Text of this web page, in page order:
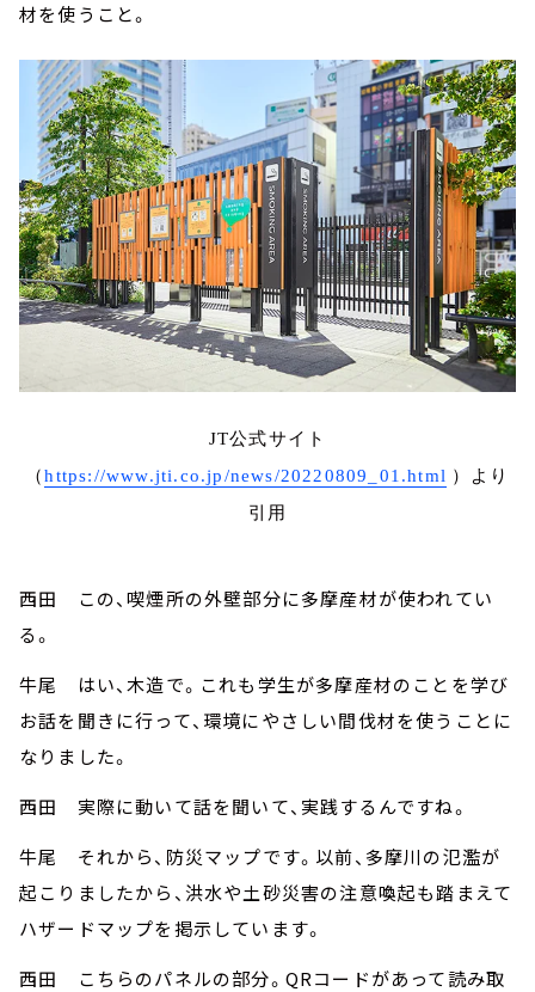
材を使うこと。
JT公式サイト
（https://www.jti.co.jp/news/20220809_01.html ）より
引用
西田 この、喫煙所の外壁部分に多摩産材が使われてい
る。
牛尾 はい、木造で。これも学生が多摩産材のことを学び
お話を聞きに行って、環境にやさしい間伐材を使うことに
なりました。
西田 実際に動いて話を聞いて、実践するんですね。
牛尾 それから、防災マップです。以前、多摩川の氾濫が
起こりましたから、洪水や土砂災害の注意喚起も踏まえて
ハザードマップを掲示しています。
西田 こちらのパネルの部分。QRコードがあって読み取